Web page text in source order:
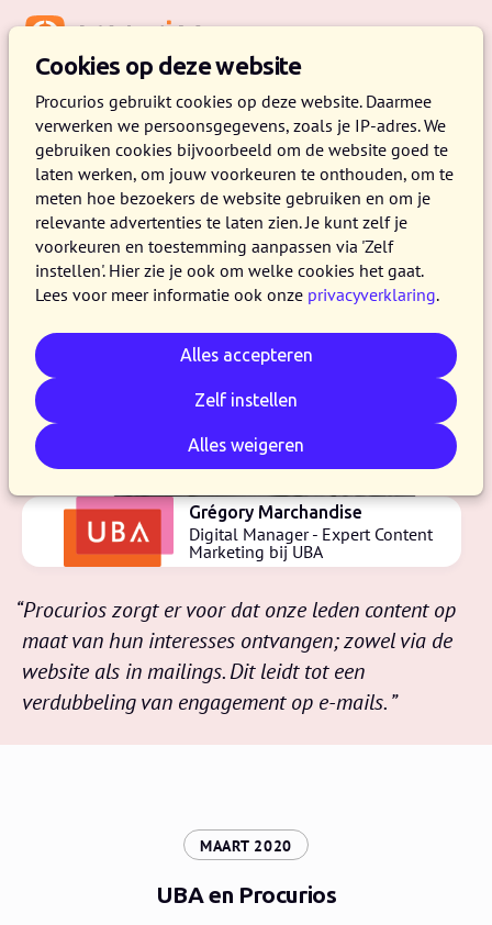
Cookies op deze website
Procurios gebruikt cookies op deze website. Daarmee
verwerken we persoonsgegevens, zoals je IP-adres. We
gebruiken cookies bijvoorbeeld om de website goed te
laten werken, om jouw voorkeuren te onthouden, om te
meten hoe bezoekers de website gebruiken en om je
relevante advertenties te laten zien. Je kunt zelf je
voorkeuren en toestemming aanpassen via 'Zelf
instellen'. Hier zie je ook om welke cookies het gaat.
Lees voor meer informatie ook onze privacyverklaring.
Alles accepteren
Zelf instellen
Alles weigeren
Procurios zorgt er voor dat onze leden content op
maat van hun interesses ontvangen; zowel via de
website als in mailings. Dit leidt tot een
verdubbeling van engagement op e-mails.
Grégory Marchandise
Digital Manager - Expert Content
Marketing bij UBA
MAART 2020
UBA en Procurios